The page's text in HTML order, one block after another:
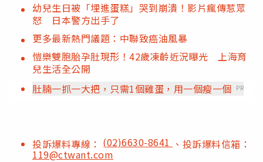
幼兒生日被「埋進蛋糕」哭到崩潰！影片瘋傳惹眾
怒 日本警方出手了
更多最新熱門議題：中聯致癌油風暴
愷樂雙胞胎孕肚現形！42歲凍齡近況曝光 上海育
兒生活全公開
肚腩一抓一大把，只需1個雞蛋，用一個瘦一個 PR
投訴爆料專線： (02)6630-8641 、投訴爆料信箱：
119@ctwant.com